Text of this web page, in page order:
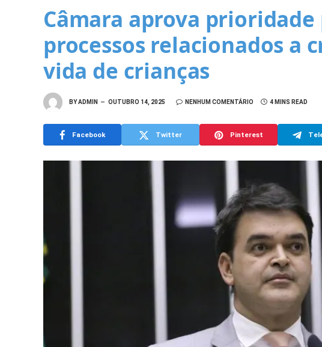
Câmara aprova
processos relacionados a
vida de crianças
BYADMIN OUTUBRO 14, 2025 NENHUM COMENTÁRIO 4 MINS READ
Facebook Twitter Pinterest